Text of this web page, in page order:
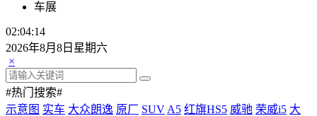
车展
02:04:14
2026年8月8日星期六
×
#热门搜索#
示意图 实车 大众朗逸 原厂 SUVA5 红旗HS5 威驰 荣威i5 大